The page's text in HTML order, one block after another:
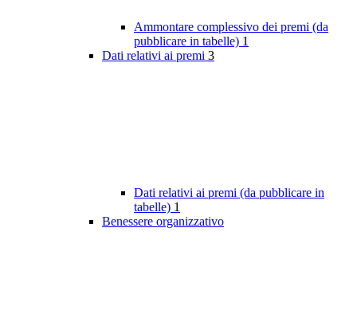
Ammontare complessivo dei premi (da
pubblicare in tabelle) 1
Dati relativi ai premi 3
Dati relativi ai premi (da pubblicare in
tabelle) 1
Benessere organizzativo